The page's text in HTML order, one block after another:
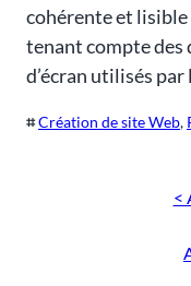
cohérente et lisible
tenant compte
d’écran utilisés
⌗Création de site Web,
<